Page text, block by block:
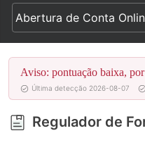
3
4
5
6
7
8
9
Abertura de Conta
Aviso: pontuação baixa,
Última detecção 2026-08-07
Regulador de